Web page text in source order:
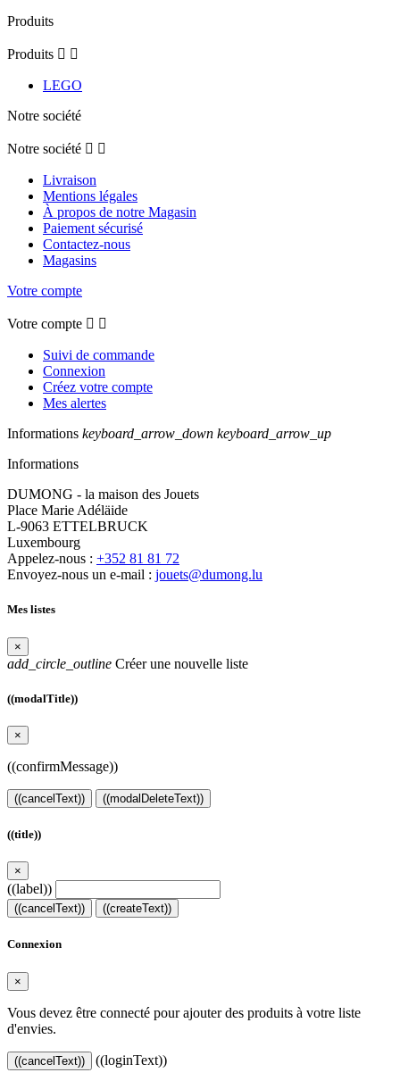
Produits
Produits  
LEGO
Notre société
Notre société  
Livraison
Mentions légales
À propos de notre Magasin
Paiement sécurisé
Contactez-nous
Magasins
Votre compte
Votre compte  
Suivi de commande
Connexion
Créez votre compte
Mes alertes
Informations keyboard_arrow_down keyboard_arrow_up
Informations
DUMONG - la maison des Jouets
Place Marie Adéläide
L-9063 ETTELBRUCK
Luxembourg
Appelez-nous : +352 81 81 72
Envoyez-nous un e-mail : jouets@dumong.lu
Mes listes
×
add_circle_outline Créer une nouvelle liste
((modalTitle))
×
((confirmMessage))
((cancelText)) ((modalDeleteText))
((title))
×
((label))
((cancelText)) ((createText))
Connexion
×
Vous devez être connecté pour ajouter des produits à votre liste
d'envies.
((cancelText)) ((loginText))